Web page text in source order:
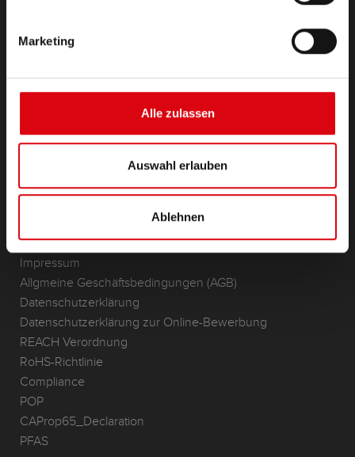
Marketing
Alle zulassen
Auswahl erlauben
Ablehnen
Starter- & Bordnetzbatterien
Zubehör für PKW und Nutzfahrzeuge
(Semi-) Traktion & Standby
Anwendungsbereiche
Standorte & Kontakt
Infoservice
Impressum
Allgmeine Geschäftsbedingungen (AGB)
Datenschutzerklärung
Datenschutzerklärung zur Online-Bewerbung
REACH Verordnung
RoHS-Richtlinie
Compliance
POP
CAProp65_Declaration
PFAS